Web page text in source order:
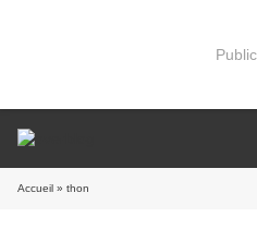
Accueil » thon